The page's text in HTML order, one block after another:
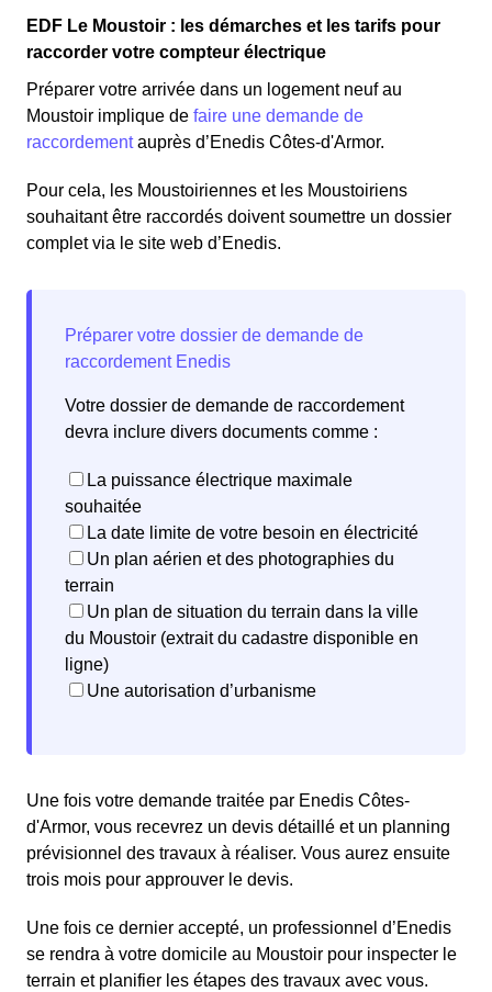
EDF Le Moustoir : les démarches et les tarifs pour
raccorder votre compteur électrique
Préparer votre arrivée dans un logement neuf au
Moustoir implique de faire une demande de
raccordementauprès d’Enedis Côtes-d'Armor.
Pour cela, les Moustoiriennes et les Moustoiriens
souhaitant être raccordés doivent soumettre un dossier
complet via le site web d’Enedis.
Votre dossier de demande de raccordement
devra inclure divers documents comme :
La puissance électrique maximale
souhaitée
La date limite de votre besoin en électricité
Un plan aérien et des photographies du
terrain
Un plan de situation du terrain dans la ville
du Moustoir (extrait du cadastre disponible en
ligne)
Une autorisation d’urbanisme
Une fois votre demande traitée par Enedis Côtes-
d'Armor, vous recevrez un devis détaillé et un planning
prévisionnel des travaux à réaliser. Vous aurez ensuite
trois mois pour approuver le devis.
Une fois ce dernier accepté, un professionnel d’Enedis
se rendra à votre domicile au Moustoir pour inspecter le
terrain et planifier les étapes des travaux avec vous.